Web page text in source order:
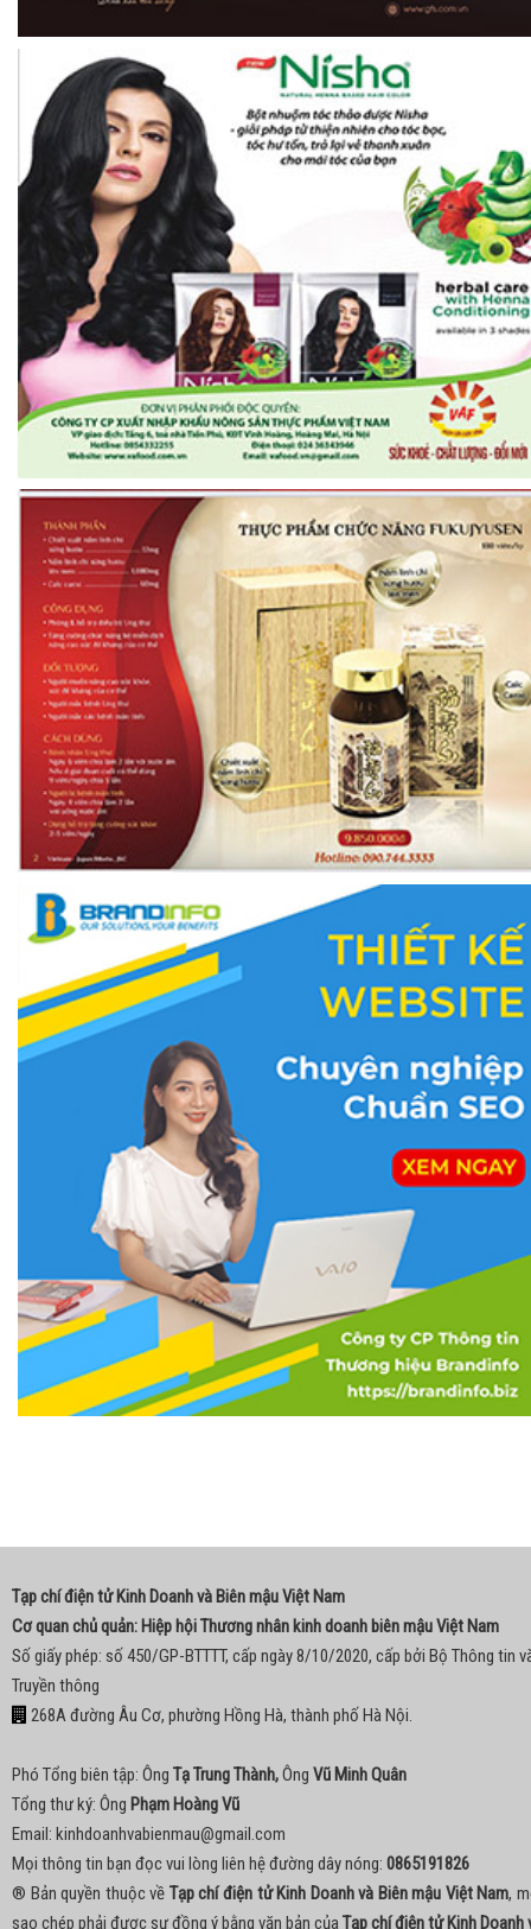
Tạp chí điện tử Kinh Doanh và Biên mậu Việt Nam
Cơ quan chủ quản: Hiệp hội Thương nhân kinh doanh biên mậu Việt Nam
Số giấy phép: số 450/GP-BTTTT, cấp ngày 8/10/2020, cấp bởi Bộ Thông tin
Truyền thông
268A đường Âu Cơ, phường Hồng Hà, thành phố Hà Nội.
Phó Tổng biên tập: Ông Tạ Trung Thành,Ông Vũ Minh Quân
Tổng thư ký: Ông Phạm Hoàng Vũ
Email: kinhdoanhvabienmau@gmail.com
Mọi thông tin bạn đọc vui lòng liên hệ đường dây nóng: 0865191826
® Bản quyền thuộc về Tạp chí điện tử Kinh Doanh và Biên mậu Việt Nam,
sao chép phải được sự đồng ý bằng văn bản củaTạp chí điện tử Kinh Doanh